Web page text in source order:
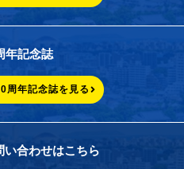
年記念誌
周年記念誌を見る
い合わせはこちら